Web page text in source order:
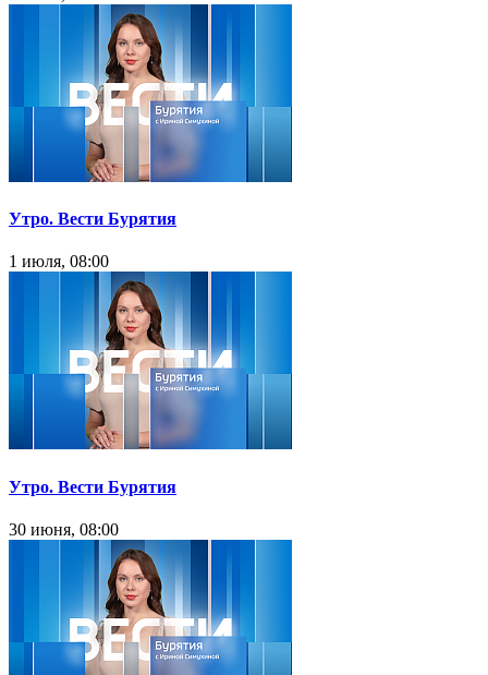
Утро. Вести Бурятия
1 июля, 08:00
Утро. Вести Бурятия
30 июня, 08:00